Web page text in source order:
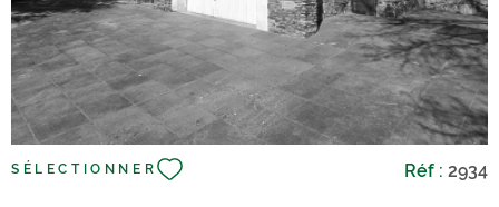
SÉLECTIONNER Réf : 2934